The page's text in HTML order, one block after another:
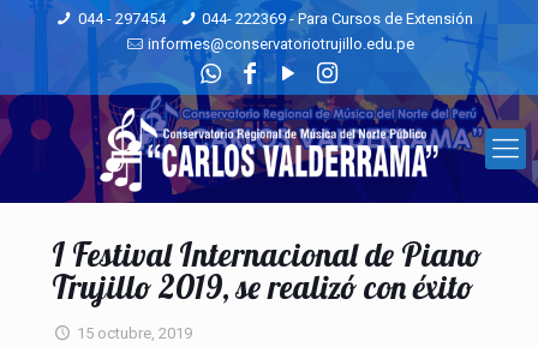
044 - 297454
044- 222369 - Para Cursos de Extensión
informes@conservatoriotrujillo.edu.pe
I Festival Internacional de Piano
Trujillo 2019, se realizó con éxito
15 octubre, 2019